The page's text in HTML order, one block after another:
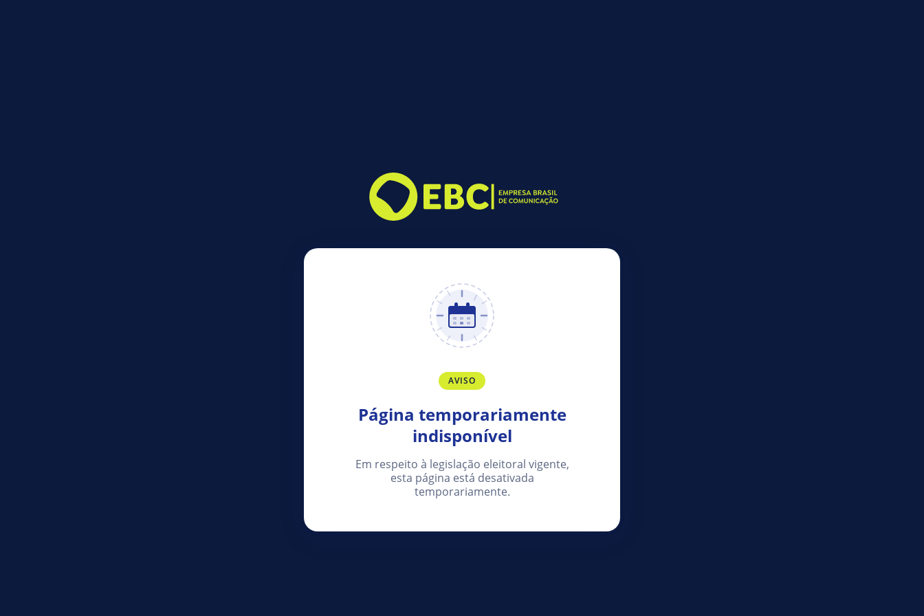
AVISO
Página temporariamente
indisponível
Em respeito à legislação eleitoral vigente,
esta página está desativada
temporariamente.